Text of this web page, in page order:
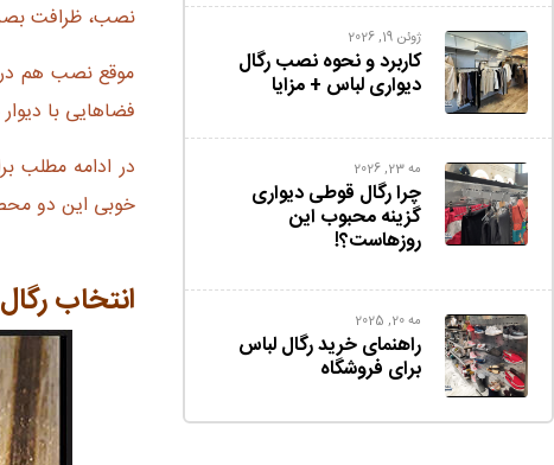
ژوئن 19, 2026
کاربرد و نحوه نصب رگال
دیواری لباس + مزایا
مه 23, 2026
چرا رگال قوطی دیواری
گزینه محبوب این
روزهاست؟!
مه 20, 2025
راهنمای خرید رگال لباس
برای فروشگاه
نصب، ظرافت
موقع نصب هم در
فضاهایی با
در ادامه مطلب
خوبی این دو
انتخاب